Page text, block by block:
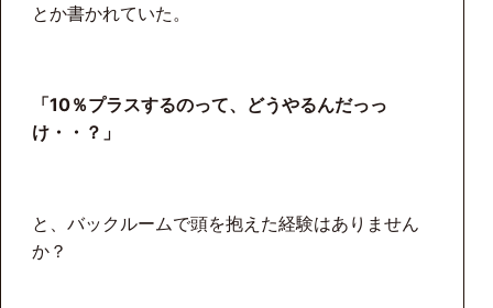
とか書かれていた。
「10％プラスするのって、どうやるんだっっ
け・・？」
と、バックルームで頭を抱えた経験はありません
か？